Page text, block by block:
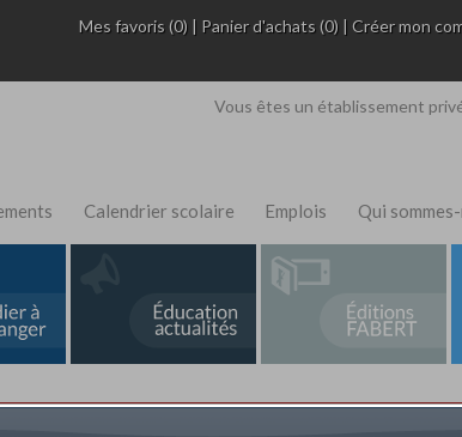
Mes favoris (0) | Panier d'achats (0) |Créer mon
Vous êtes un établissement
Calendrier scolaire Emplois Qui